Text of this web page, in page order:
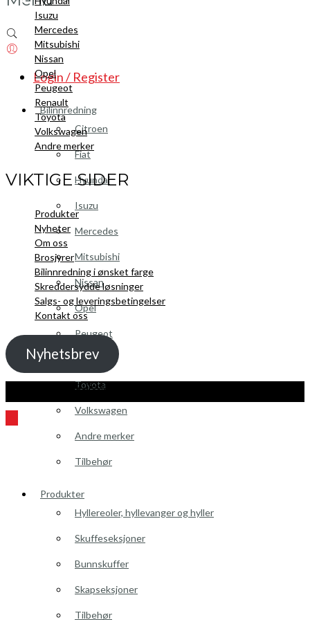
Login / Register
Bilinnredning
Citroen
Fiat
Hyundai
Isuzu
Mercedes
Mitsubishi
Nissan
Opel
Peugeot
Renault
Toyota
Volkswagen
Andre merker
Tilbehør
Produkter
Hyllereoler, hyllevanger og hyller
Skuffeseksjoner
Bunnskuffer
Skapseksjoner
Tilbehør
Isuzu
Mercedes
Mitsubishi
Nissan
Opel
Peugeot
Renault
Toyota
Volkswagen
Andre merker
VIKTIGE SIDER
Produkter
Nyheter
Om oss
Brosjyrer
Bilinnredning i ønsket farge
Skreddersydde løsninger
Salgs- og leveringsbetingelser
Kontakt oss
Nyhetsbrev
Kopibeskyttelse 2021 Toolpack AS - Alle rettigheter. Nettside laget av